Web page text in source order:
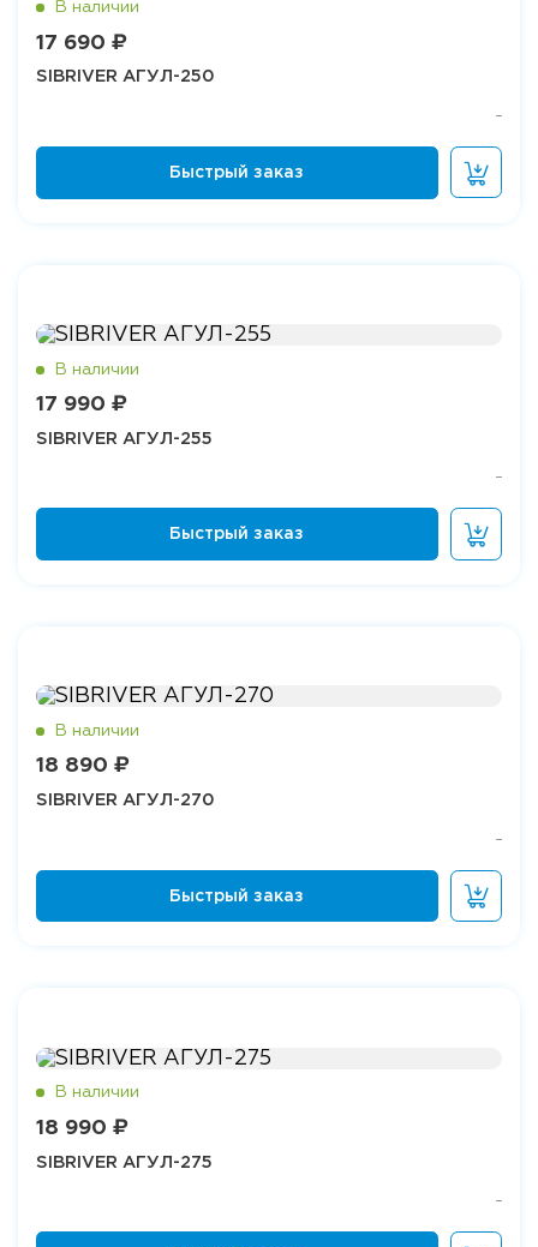
17 690 ₽
SIBRIVER АГУЛ-250
17 990 ₽
SIBRIVER АГУЛ-255
18 890 ₽
SIBRIVER АГУЛ-270
18 990 ₽
SIBRIVER АГУЛ-275